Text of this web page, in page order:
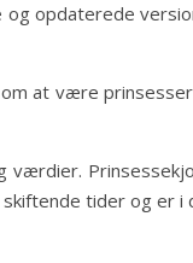
og opdaterede
at være
værdier.
tider og er i